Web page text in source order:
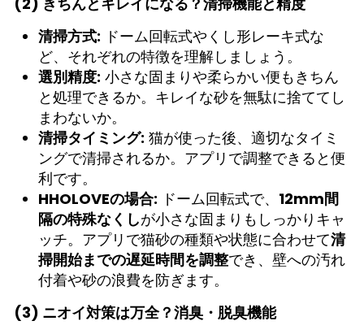
清掃方式: ドーム回転式やくし形レーキ式な
ど、それぞれの特徴を理解しましょう。
選別精度: 小さな固まりや柔らかい便もきちん
と処理できるか。キレイな砂を無駄に捨ててし
まわないか。
清掃タイミング: 猫が使った後、適切なタイミ
ングで清掃されるか。アプリで調整できると便
利です。
HHOLOVEの場合: ドーム回転式で、 12mm間
隔の特殊なくしが小さな固まりもしっかりキャ
ッチ。アプリで猫砂の種類や状態に合わせて清
掃開始までの遅延時間を調整でき、壁への汚れ
付着や砂の浪費を防ぎます。
(3) ニオイ対策は万全？消臭・脱臭機能